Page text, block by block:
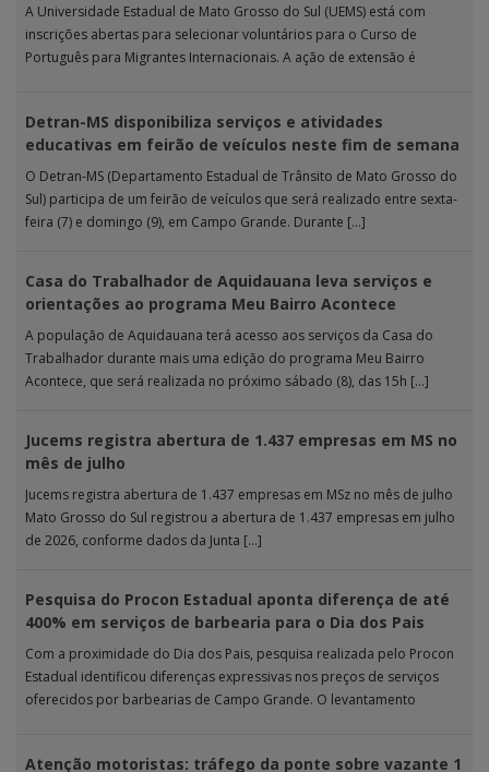
A Universidade Estadual de Mato Grosso do Sul (UEMS) está com
inscrições abertas para selecionar voluntários para o Curso de
Português para Migrantes Internacionais. A ação de extensão é
Detran-MS disponibiliza serviços e atividades
educativas em feirão de veículos neste fim de semana
O Detran-MS (Departamento Estadual de Trânsito de Mato Grosso do
Sul) participa de um feirão de veículos que será realizado entre sexta-
feira (7) e domingo (9), em Campo Grande. Durante […]
Casa do Trabalhador de Aquidauana leva serviços e
orientações ao programa Meu Bairro Acontece
A população de Aquidauana terá acesso aos serviços da Casa do
Trabalhador durante mais uma edição do programa Meu Bairro
Acontece, que será realizada no próximo sábado (8), das 15h […]
Jucems registra abertura de 1.437 empresas em MS no
mês de julho
Jucems registra abertura de 1.437 empresas em MSz no mês de julho
Mato Grosso do Sul registrou a abertura de 1.437 empresas em julho
de 2026, conforme dados da Junta […]
Pesquisa do Procon Estadual aponta diferença de até
400% em serviços de barbearia para o Dia dos Pais
Com a proximidade do Dia dos Pais, pesquisa realizada pelo Procon
Estadual identificou diferenças expressivas nos preços de serviços
oferecidos por barbearias de Campo Grande. O levantamento
Atenção motoristas: tráfego da ponte sobre vazante 1